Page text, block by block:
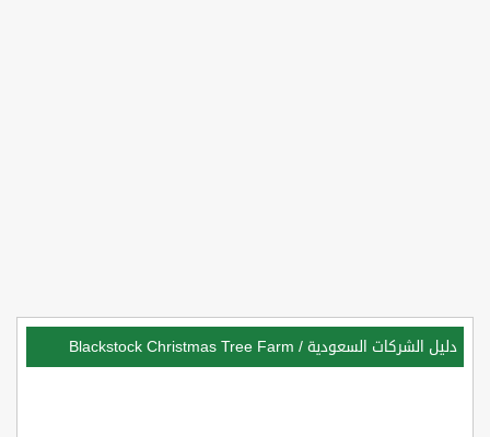
دليل الشركات السعودية /
Blackstock Christmas Tree Farm